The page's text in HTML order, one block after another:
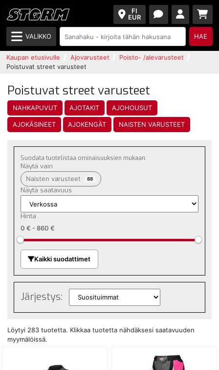
FI
EUR
VALIKKO HAE
Kaupan etusivulle Ajovarusteet
Poisto- /alevarusteet
Poistuvat street varusteet
Poistuvat street varusteet
NAHKAPUVUT AJOTAKIT AJOHOUSUT
AJOKÄSINEET AJOKENGÄT NAISTEN VARUSTEET
Suodata tuotelistaa ominaisuuksien mukaan:
Näytä vain
Naisten varusteet 88
Näytä saatavuus
Hinta
0 € - 860 €
Kaikki suodattimet
Järjestys:
Löytyi 283 tuotetta. Klikkaa tuotetta nähdäksesi saatavuuden
myymälöissä.